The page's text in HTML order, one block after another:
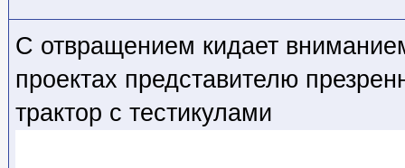
С отвращением кидает
проектах представителю
трактор с тестикулами